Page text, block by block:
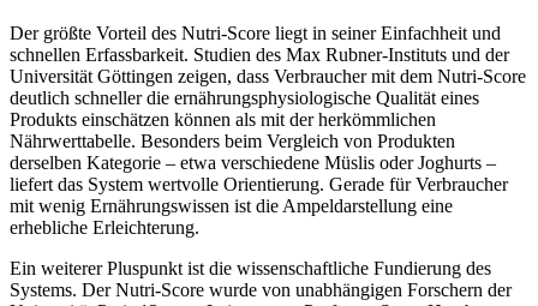
Der größte Vorteil des Nutri-Score liegt in seiner Einfachheit und
schnellen Erfassbarkeit. Studien des Max Rubner-Instituts und der
Universität Göttingen zeigen, dass Verbraucher mit dem Nutri-Score
deutlich schneller die ernährungsphysiologische Qualität eines
Produkts einschätzen können als mit der herkömmlichen
Nährwerttabelle. Besonders beim Vergleich von Produkten
derselben Kategorie – etwa verschiedene Müslis oder Joghurts –
liefert das System wertvolle Orientierung. Gerade für Verbraucher
mit wenig Ernährungswissen ist die Ampeldarstellung eine
erhebliche Erleichterung.
Ein weiterer Pluspunkt ist die wissenschaftliche Fundierung des
Systems. Der Nutri-Score wurde von unabhängigen Forschern der